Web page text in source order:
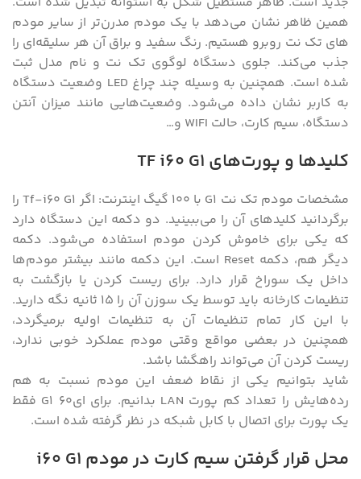
همین ظاهر نشان می‌دهد با یک مودم مدرن‌تر از سایر مودم
های تک نت روبرو هستیم. رنگ سفید و براق آن هر سلیقه‌ای را
جذب می‌کند. جلوی دستگاه لوگوی تک نت و نام مدل ثبت
شده است. همچنین به وسیله چند چراغ LED وضعیت دستگاه
به کاربر نشان داده می‌شود. وضعیت‌هایی مانند میزان آنتن
دستگاه، سیم کارت، حالت WIFI و…
کلید‌ها و پورت‌های TF i60 G1
مشخصات مودم تک نت G1 با 100 گیگ اینترنت: اگر Tf-i60 G1 را
برگردانید کلیدهای آن را می‌ببینید. دو دکمه این دستگاه دارد
که یکی برای خاموش کردن مودم استفاده می‌شود. دکمه
دیگر هم، دکمه Reset است. این دکمه مانند بیشتر مودم‌ها
داخل یک سوراخ قرار دارد. برای ریست کردن یا بازگشت به
تنظیمات کارخانه باید توسط یک سوزن آن را 15 ثانیه نگه دارید.
با این کار تمام تنظیمات آن به تنظیمات اولیه برمیگردد،
همچنین در بعضی مواقع وقتی مودم عملکرد خوبی ندارد،
ریست کردن آن می‌تواند راهگشا باشد.
شاید بتوانیم یکی از نقاط ضعف این مودم نسبت به هم
رده‌هایش را تعداد کم پورت LAN بدانیم. برای ای60 G1 فقط
یک پورت برای اتصال با کابل شبکه در نظر گرفته شده است.
محل قرار گرفتن سیم کارت در مودم i60 G1